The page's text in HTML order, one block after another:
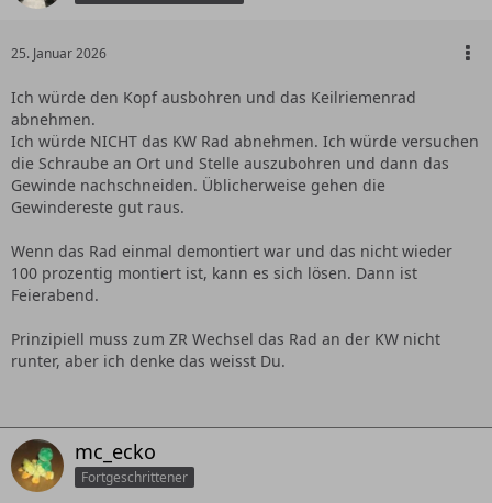
25. Januar 2026
Ich würde den Kopf ausbohren und das Keilriemenrad
abnehmen.
Ich würde NICHT das KW Rad abnehmen. Ich würde versuchen
die Schraube an Ort und Stelle auszubohren und dann das
Gewinde nachschneiden. Üblicherweise gehen die
Gewindereste gut raus.
Wenn das Rad einmal demontiert war und das nicht wieder
100 prozentig montiert ist, kann es sich lösen. Dann ist
Feierabend.
Prinzipiell muss zum ZR Wechsel das Rad an der KW nicht
runter, aber ich denke das weisst Du.
mc_ecko
Fortgeschrittener